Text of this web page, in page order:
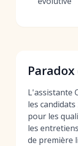
L'assistante
les
pour les
les
de première